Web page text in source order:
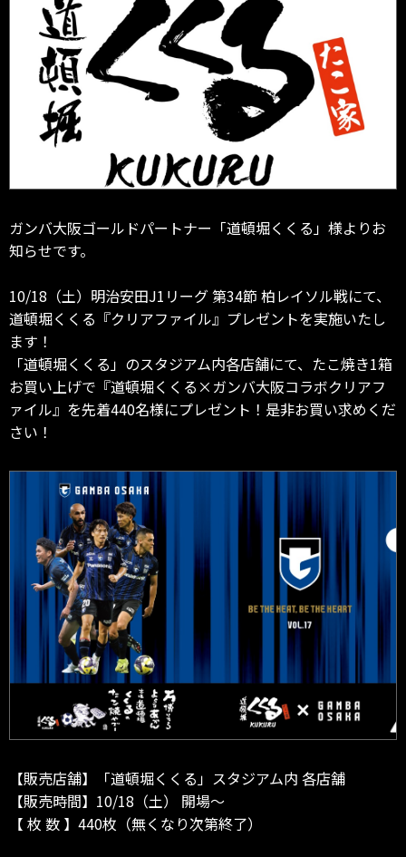
ガンバ大阪ゴールドパートナー「道頓堀くくる」様よりお
知らせです。
10/18（土）明治安田J1リーグ 第34節 柏レイソル戦にて、
道頓堀くくる『クリアファイル』プレゼントを実施いたし
ます！
「道頓堀くくる」のスタジアム内各店舗にて、たこ焼き1箱
お買い上げで『道頓堀くくる×ガンバ大阪コラボクリアフ
ァイル』を先着440名様にプレゼント！是非お買い求めくだ
さい！
【販売店舗】「道頓堀くくる」スタジアム内 各店舗
【販売時間】10/18（土） 開場～
【 枚 数 】440枚（無くなり次第終了）